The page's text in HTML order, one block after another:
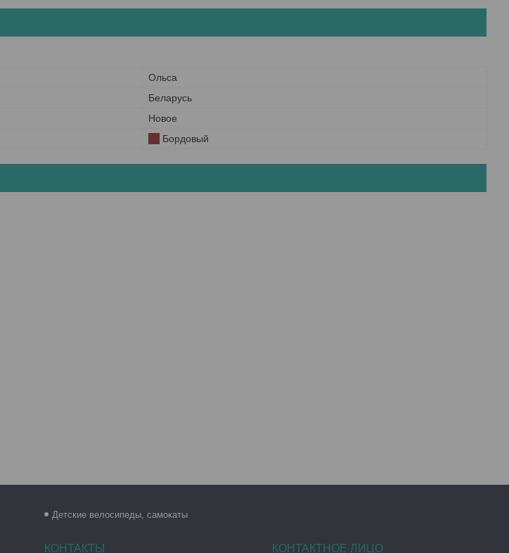
Ольса
Беларусь
Новое
Бордовый
Детские велосипеды, самокаты